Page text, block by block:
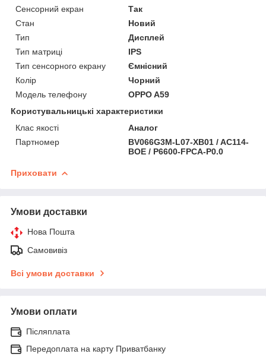
Сенсорний екран
Так
Стан
Новий
Тип
Дисплей
Тип матриці
IPS
Тип сенсорного екрану
Ємнісний
Колір
Чорний
Модель телефону
OPPO A59
Користувальницькі характеристики
Клас якості
Аналог
Партномер
BV066G3M-L07-XB01 / AC114-
BOE / P6600-FPCA-P0.0
Приховати
Умови доставки
Нова Пошта
Самовивіз
Всі умови доставки
Умови оплати
Післяплата
Передоплата на карту Приватбанку